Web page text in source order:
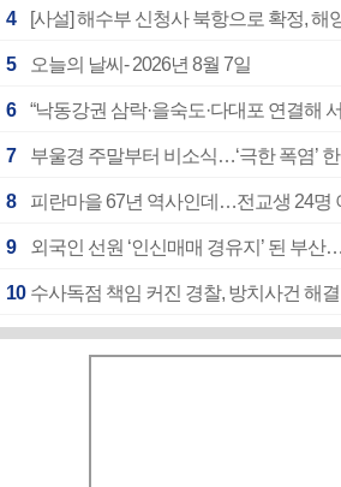
4 [사설] 해수부 신청사 북항으로 확정, 해
5 오늘의 날씨- 2026년 8월 7일
6 “낙동강권 삼락·을숙도·다대포 연결해
7 부울경 주말부터 비소식…‘극한 폭염’
8 피란마을 67년 역사인데…전교생 24명
9 외국인 선원 ‘인신매매 경유지’ 된 부
10 수사독점 책임 커진 경찰, 방치사건 해